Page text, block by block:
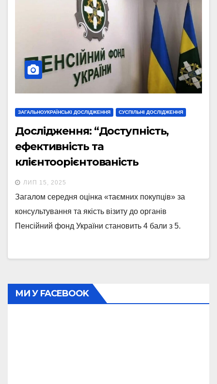
ЗАГАЛЬНОУКРАЇНСЬКІ ДОСЛІДЖЕННЯ СУСПІЛЬНІ ДОСЛІДЖЕННЯ
Дослідження: “Доступність,
ефективність та
клієнтоорієнтованість
Пенсійного фонду України”
ЛИП 15, 2025
Загалом середня оцінка «таємних покупців» за
консультування та якість візиту до органів
Пенсійний фонд України становить 4 бали з 5.
МИ У FACEBOOK